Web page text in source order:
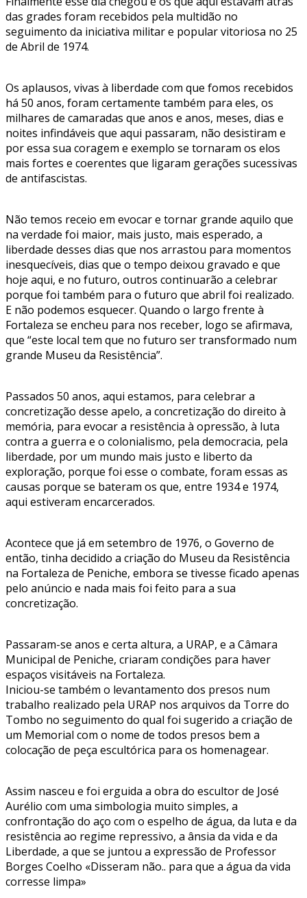
das grades foram recebidos pela multidão no
seguimento da iniciativa militar e popular vitoriosa no 25
de Abril de 1974.
Os aplausos, vivas à liberdade com que fomos recebidos
há 50 anos, foram certamente também para eles, os
milhares de camaradas que anos e anos, meses, dias e
noites infindáveis que aqui passaram, não desistiram e
por essa sua coragem e exemplo se tornaram os elos
mais fortes e coerentes que ligaram gerações sucessivas
de antifascistas.
Não temos receio em evocar e tornar grande aquilo que
na verdade foi maior, mais justo, mais esperado, a
liberdade desses dias que nos arrastou para momentos
inesquecíveis, dias que o tempo deixou gravado e que
hoje aqui, e no futuro, outros continuarão a celebrar
porque foi também para o futuro que abril foi realizado.
E não podemos esquecer. Quando o largo frente à
Fortaleza se encheu para nos receber, logo se afirmava,
que “este local tem que no futuro ser transformado num
grande Museu da Resistência”.
Passados 50 anos, aqui estamos, para celebrar a
concretização desse apelo, a concretização do direito à
memória, para evocar a resistência à opressão, à luta
contra a guerra e o colonialismo, pela democracia, pela
liberdade, por um mundo mais justo e liberto da
exploração, porque foi esse o combate, foram essas as
causas porque se bateram os que, entre 1934 e 1974,
aqui estiveram encarcerados.
Acontece que já em setembro de 1976, o Governo de
então, tinha decidido a criação do Museu da Resistência
na Fortaleza de Peniche, embora se tivesse ficado apenas
pelo anúncio e nada mais foi feito para a sua
concretização.
Passaram-se anos e certa altura, a URAP, e a Câmara
Municipal de Peniche, criaram condições para haver
espaços visitáveis na Fortaleza.
Iniciou-se também o levantamento dos presos num
trabalho realizado pela URAP nos arquivos da Torre do
Tombo no seguimento do qual foi sugerido a criação de
um Memorial com o nome de todos presos bem a
colocação de peça escultórica para os homenagear.
Assim nasceu e foi erguida a obra do escultor de José
Aurélio com uma simbologia muito simples, a
confrontação do aço com o espelho de água, da luta e da
resistência ao regime repressivo, a ânsia da vida e da
Liberdade, a que se juntou a expressão de Professor
Borges Coelho «Disseram não.. para que a água da vida
corresse limpa»